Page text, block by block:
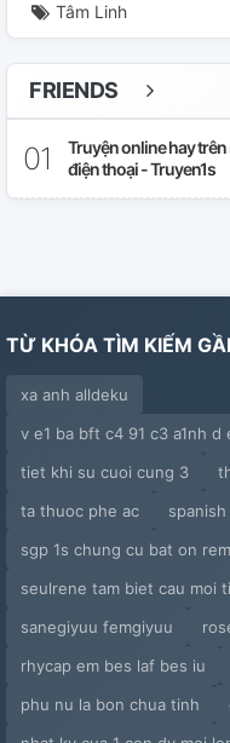
Tâm Linh
FRIENDS
Truyện online hay
điện thoại - Truyen1s
TỪ KHÓA TÌM KIẾM
xa anh alldeku
v e1 ba bft c4 91 c3 a1nh
tiet khi su cuoi cung 3
ta thuoc phe ac
sgp 1s chung cu bat on
seulrene tam biet cau moi
sanegiyuu femgiyuu
rhycap em bes laf bes iu
phu nu la bon chua tinh